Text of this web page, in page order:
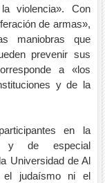
violencia». Con
de armas»,
maniobras que
prevenir sus
a «los
y de la
en la
y de especial
Universidad de Al
judaísmo ni el